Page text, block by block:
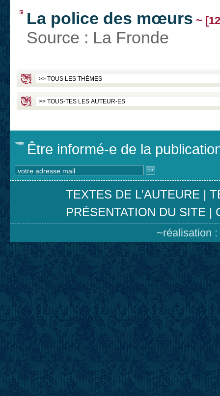
La police des mœurs ~
Source : La Fronde
Être informé-e de la
TEXTES DE L'AUTEURE |
PRÉSENTATION DU SITE |
~réalisation